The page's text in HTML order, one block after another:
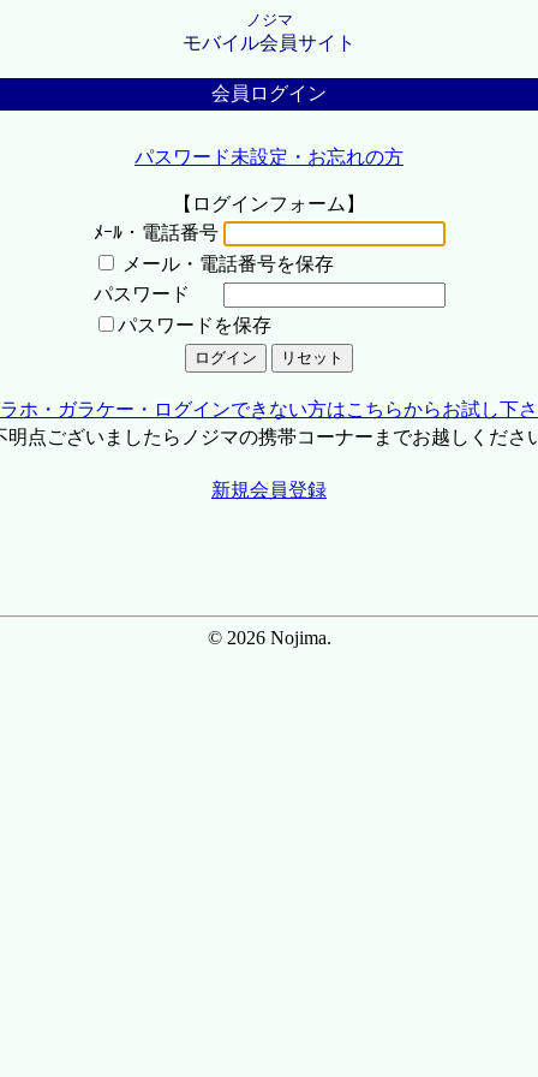
ノジマ
モバイル会員サイト
会員ログイン
パスワード未設定・お忘れの方
【ログインフォーム】
ﾒｰﾙ・電話番号
メール・電話番号を保存
パスワード
パスワードを保存
ホ・ガラケー・ログインできない方はこちらからお試し下
点ございましたらノジマの携帯コーナーまでお越しくださ
新規会員登録
© 2026 Nojima.